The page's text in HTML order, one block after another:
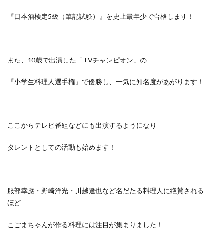
『日本酒検定5級（筆記試験）』を史上最年少で合格します！
また、10歳で出演した「TVチャンピオン」の
『小学生料理人選手権』で優勝し、一気に知名度があがります！
ここからテレビ番組などにも出演するようになり
タレントとしての活動も始めます！
服部幸應・野崎洋光・川越達也など名だたる料理人に絶賛される
ほど
こごまちゃんが作る料理には注目が集まりました！